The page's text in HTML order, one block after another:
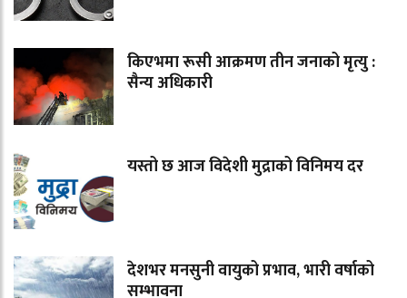
किएभमा रूसी आक्रमण तीन जनाको मृत्यु :
सैन्य अधिकारी
यस्तो छ आज विदेशी मुद्राको विनिमय दर
देशभर मनसुनी वायुको प्रभाव, भारी वर्षाको
सम्भावना